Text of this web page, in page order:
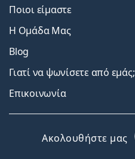
Ποιοι είμαστε
Η Ομάδα Μας
Blog
Γιατί να ψωνίσετε από εμάς;
Επικοινωνία
Ακολουθήστε μας